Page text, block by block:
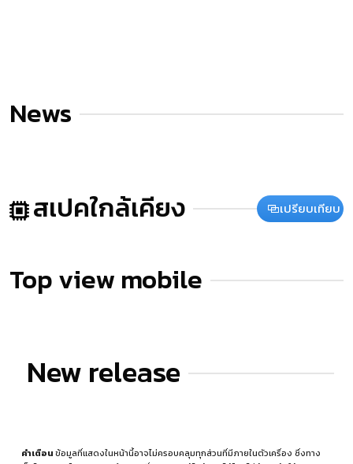
News
สเปคใกล้เคียง เปรียบเทียบ
Top view mobile
New release
คำเตือนข้อมูลที่แสดงในหน้านี้อาจไม่ครอบคลุมทุกส่วนที่มีภายในตัวเครื่อง ซึ่งทาง